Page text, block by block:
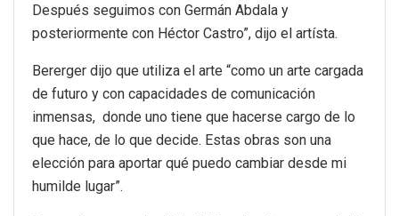
Después seguimos con Germán Abdala y
posteriormente con Héctor Castro”, dijo el artísta.
Bererger dijo que utiliza el arte “como un arte cargada
de futuro y con capacidades de comunicación
inmensas, donde uno tiene que hacerse cargo de lo
que hace, de lo que decide. Estas obras son una
elección para aportar qué puedo cambiar desde mi
humilde lugar”.